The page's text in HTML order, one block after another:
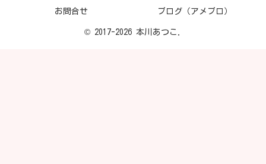
お問合せ ブログ（アメブロ）
© 2017-2026 本川あつこ.